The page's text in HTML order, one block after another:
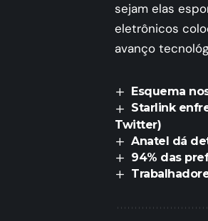
sejam elas
eletrônicos
avanço
Esquema
Starlink
Twitter)
Anatel dá
94% das